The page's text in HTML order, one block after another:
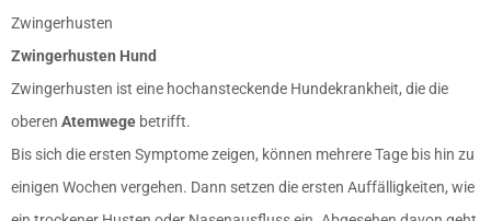
Zwingerhusten
Zwingerhusten Hund
Zwingerhusten ist eine hochansteckende Hundekrankheit, die die
oberen Atemwege betrifft.
Bis sich die ersten Symptome zeigen, können mehrere Tage bis hin zu
einigen Wochen vergehen. Dann setzen die ersten Auffälligkeiten, wie